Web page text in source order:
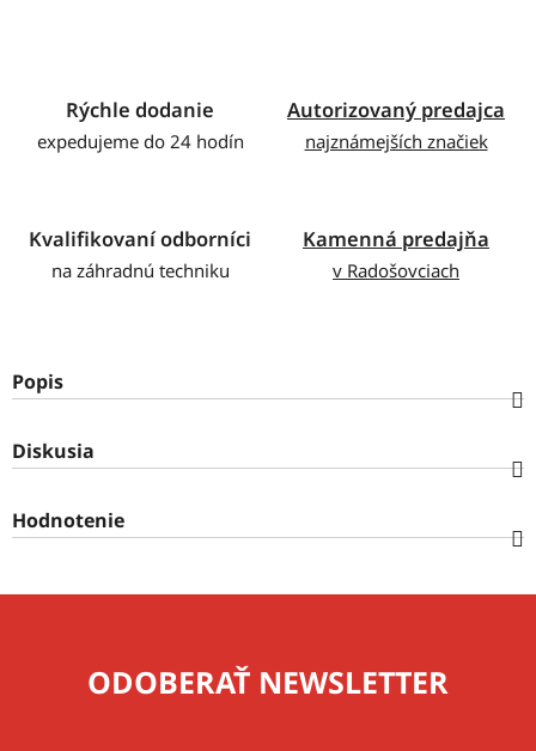
Rýchle dodanie
expedujeme do 24 hodín
Autorizovaný predajca
najznámejších značiek
Kvalifikovaní odborníci
na záhradnú techniku
Kamenná predajňa
v Radošovciach
Popis
Diskusia
Hodnotenie
ODOBERAŤ NEWSLETTER